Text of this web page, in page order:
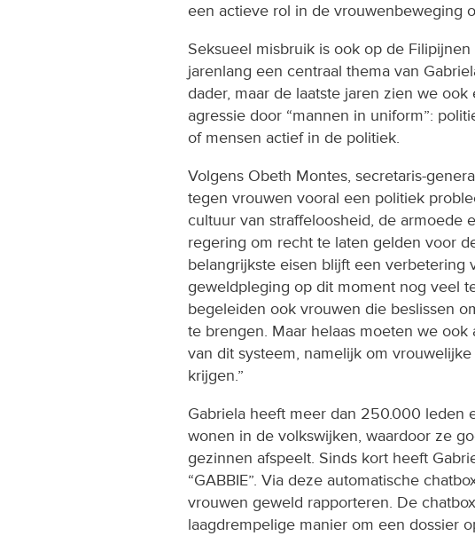
een actieve rol in de vrouwenbeweging
Seksueel misbruik is ook op de
jarenlang een centraal thema van
dader, maar de laatste jaren zien we
agressie door “mannen in uniform”:
of mensen actief in de politiek.
Volgens Obeth Montes, secretaris-
tegen vrouwen vooral een politiek
cultuur van straffeloosheid, de armoede
regering om recht te laten gelden voor
belangrijkste eisen blijft een verbetering
geweldpleging op dit moment nog veel
begeleiden ook vrouwen die beslissen
te brengen. Maar helaas moeten we
van dit systeem, namelijk om
krijgen.”
Gabriela heeft meer dan 250.000 leden
wonen in de volkswijken, waardoor ze
gezinnen afspeelt. Sinds kort heeft
“GABBIE”. Via deze automatische
vrouwen geweld rapporteren. De
laagdrempelige manier om een dossier